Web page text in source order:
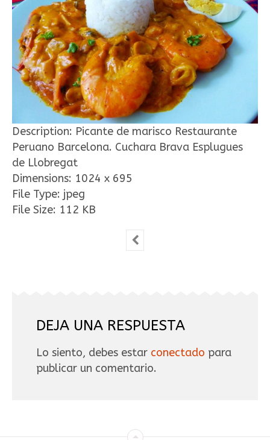
Description: Picante de marisco Restaurante
Peruano Barcelona. Cuchara Brava Esplugues
de Llobregat
Dimensions: 1024 x 695
File Type: jpeg
File Size: 112 KB
DEJA UNA RESPUESTA
Lo siento, debes estar conectado para
publicar un comentario.